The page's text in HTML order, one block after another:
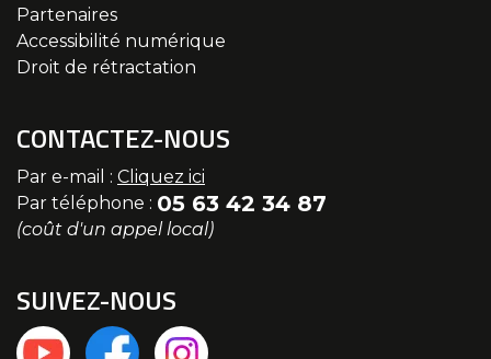
Partenaires
Accessibilité numérique
Droit de rétractation
CONTACTEZ-NOUS
Par e-mail : Cliquez ici
Par téléphone : 05 63 42 34 87
(coût d'un appel local)
SUIVEZ-NOUS